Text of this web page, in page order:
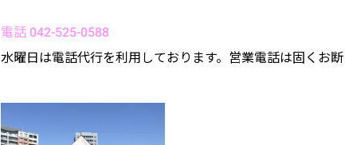
電話 042-525-0588
水曜日は電話代行を利用しております。営業電話は固くお断